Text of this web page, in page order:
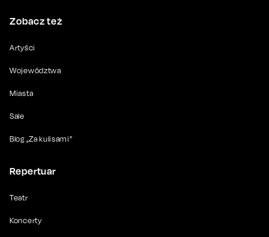
Zobacz też
Artyści
Województwa
Miasta
Sale
Blog „Za kulisami”
Repertuar
Teatr
Koncerty